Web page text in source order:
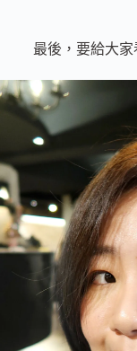
最後，要給大家